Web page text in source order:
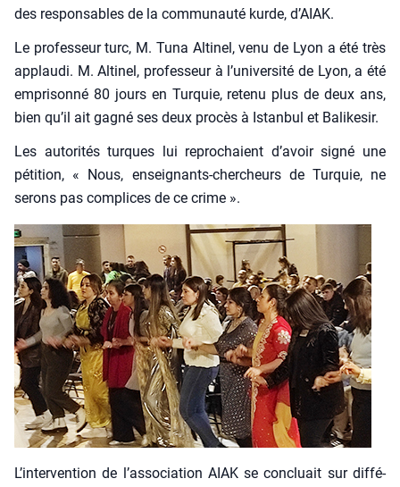
des res­pon­sables de la com­mu­nau­té kurde, d’AIAK.
Le pro­fes­seur turc, M. Tuna Alti­nel, venu de Lyon a été très
applau­di. M. Alti­nel, pro­fes­seur à l’université de Lyon, a été
empri­son­né 80 jours en Tur­quie, rete­nu plus de deux ans,
bien qu’il ait gagné ses deux pro­cès à Istan­bul et Bali­ke­sir.
Les auto­ri­tés turques lui repro­chaient d’avoir signé une
péti­tion, « Nous, ensei­gnants-cher­cheurs de Tur­quie, ne
serons pas com­plices de ce crime ».
L’intervention de l’association AIAK se concluait sur dif­fé­